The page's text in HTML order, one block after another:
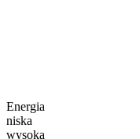
Energia
niska
wysoka